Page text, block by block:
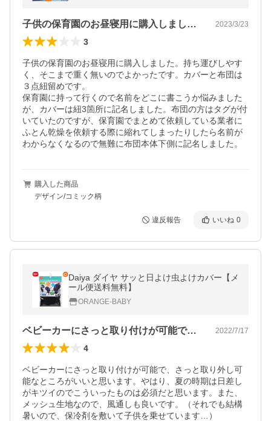
子供の保育園のお昼寝用に購入しました。… 2023/3/23
3
子供の保育園のお昼寝用に購入しました。持ち運びしやす
く、そこまで重く無いのでよかったです。カバーと布団は
３点紐留めです。
保育園に持って行くので名前をどこに書こうか悩みました
が、カバーは紐3箇所に記名しました。布団の方はタグが付
いていたのですが、保育園でまとめて依頼している業者に
ふとん乾燥を依頼する際に縮れてしまったりしたら名前が
わからなくなるので無難に布団本体下側に記名しました。
購入した商品
デザイン/コミック柄
違反報告 いいね 0
Daiya ダイヤ サッと日よけ虫よけカバー【メ
ール便送料無料】
ORANGE-BABY
ベビーカーにさっと取り付けが可能で、さ… 2022/7/17
4
ベビーカーにさっと取り付けが可能で、さっと取り外し可
能なところがいいと思います。やはり、夏の時期は日差し
がキツイのでこういったものは必須だと思います。また、
メッシュ生地なので、風通しも良いです。（それでも結構
暑いので、保冷剤を敷いて子供を乗せています…）